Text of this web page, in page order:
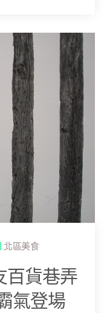
北區美食
百貨巷弄
氣登場